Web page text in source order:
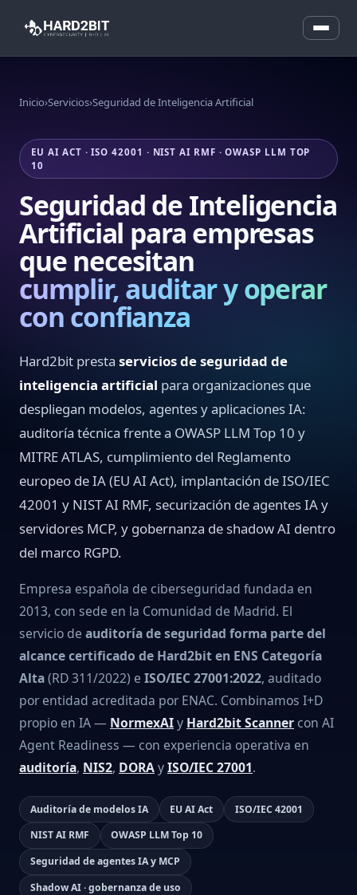
Inicio›Servicios›Seguridad de Inteligencia Artificial
EU AI ACT · ISO 42001 · NIST AI RMF · OWASP LLM TOP
10
Seguridad de Inteligencia
Artificial para empresas
que necesitan
cumplir, auditar y operar
con confianza
Hard2bit presta servicios de seguridad de
inteligencia artificial para organizaciones que
despliegan modelos, agentes y aplicaciones IA:
auditoría técnica frente a OWASP LLM Top 10 y
MITRE ATLAS, cumplimiento del Reglamento
europeo de IA (EU AI Act), implantación de ISO/IEC
42001 y NIST AI RMF, securización de agentes IA y
servidores MCP, y gobernanza de shadow AI dentro
del marco RGPD.
Empresa española de ciberseguridad fundada en
2013, con sede en la Comunidad de Madrid. El
servicio de auditoría de seguridad forma parte del
alcance certificado de Hard2bit en ENS Categoría
Alta(RD 311/2022) e ISO/IEC 27001:2022, auditado
por entidad acreditada por ENAC. Combinamos I+D
propio en IA — NormexAIy Hard2bit Scanner con AI
Agent Readiness — con experiencia operativa en
auditoría, NIS2, DORAyISO/IEC 27001.
Auditoría de modelos IA EU AI Act
ISO/IEC 42001
NIST AI RMF
OWASP LLM Top 10
Seguridad de agentes IA y MCP
Shadow AI · gobernanza de uso